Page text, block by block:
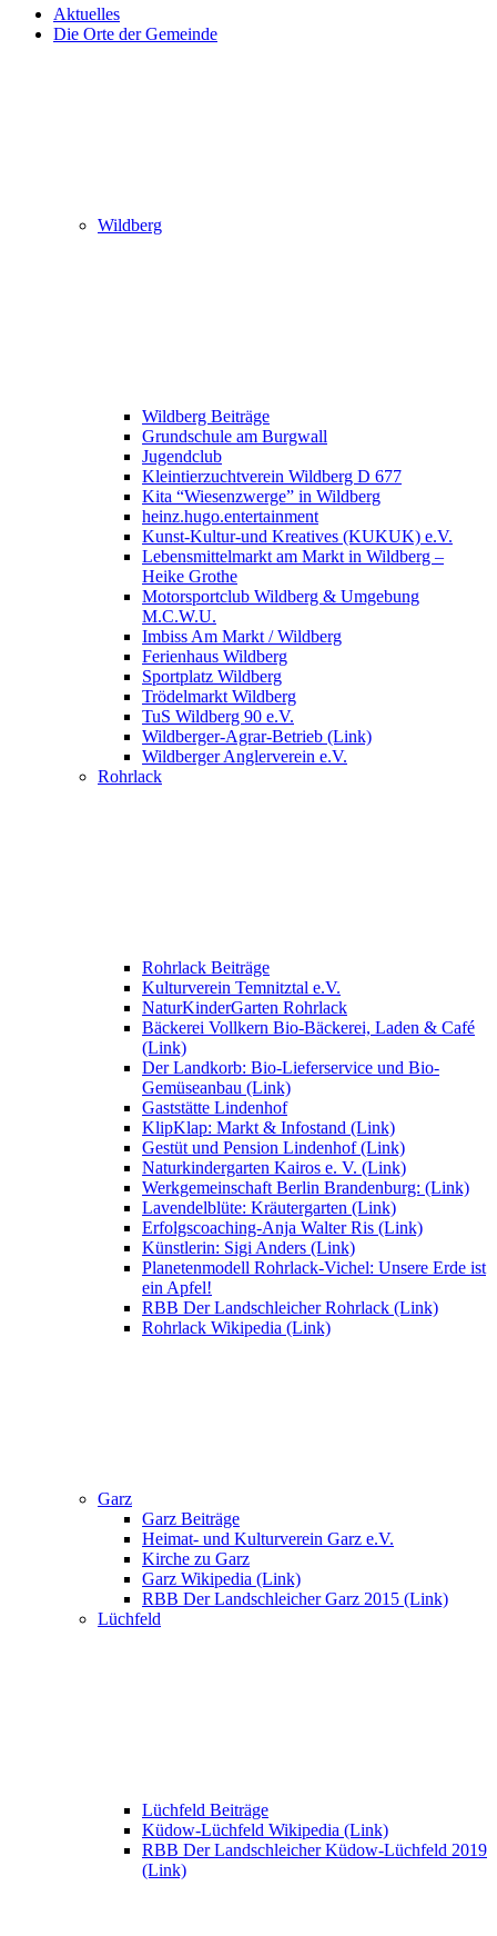
Aktuelles
Die Orte der Gemeinde
Wildberg
Wildberg Beiträge
Grundschule am Burgwall
Jugendclub
Kleintierzuchtverein Wildberg D 677
Kita “Wiesenzwerge” in Wildberg
heinz.hugo.entertainment
Kunst-Kultur-und Kreatives (KUKUK) e.V.
Lebensmittelmarkt am Markt in Wildberg –
Heike Grothe
Motorsportclub Wildberg & Umgebung
M.C.W.U.
Imbiss Am Markt / Wildberg
Ferienhaus Wildberg
Sportplatz Wildberg
Trödelmarkt Wildberg
TuS Wildberg 90 e.V.
Wildberger-Agrar-Betrieb (Link)
Wildberger Anglerverein e.V.
Rohrlack
Rohrlack Beiträge
Kulturverein Temnitztal e.V.
NaturKinderGarten Rohrlack
Bäckerei Vollkern Bio-Bäckerei, Laden & Café
(Link)
Der Landkorb: Bio-Lieferservice und Bio-
Gemüseanbau (Link)
Gaststätte Lindenhof
KlipKlap: Markt & Infostand (Link)
Gestüt und Pension Lindenhof (Link)
Naturkindergarten Kairos e. V. (Link)
Werkgemeinschaft Berlin Brandenburg: (Link)
Lavendelblüte: Kräutergarten (Link)
Erfolgscoaching-Anja Walter Ris (Link)
Künstlerin: Sigi Anders (Link)
Planetenmodell Rohrlack-Vichel: Unsere Erde ist
ein Apfel!
RBB Der Landschleicher Rohrlack (Link)
Rohrlack Wikipedia (Link)
Garz
Garz Beiträge
Heimat- und Kulturverein Garz e.V.
Kirche zu Garz
Garz Wikipedia (Link)
RBB Der Landschleicher Garz 2015 (Link)
Lüchfeld
Lüchfeld Beiträge
Küdow-Lüchfeld Wikipedia (Link)
RBB Der Landschleicher Küdow-Lüchfeld 2019
(Link)